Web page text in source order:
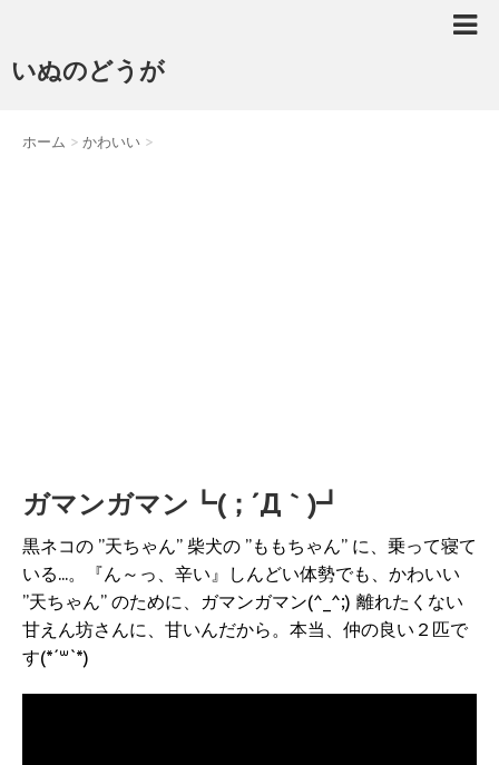
いぬのどうが
ホーム > かわいい >
ガマンガマン┗(；´Д｀)┛
黒ネコの ”天ちゃん” 柴犬の ”ももちゃん” に、乗って寝て
いる...。『ん～っ、辛い』しんどい体勢でも、かわいい
”天ちゃん” のために、ガマンガマン(^_^;) 離れたくない
甘えん坊さんに、甘いんだから。本当、仲の良い２匹で
す(*´꒳`*)